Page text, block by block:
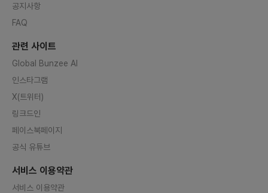
공지사항
FAQ
관련 사이트
Global Bunzee AI
인스타그램
X(트위터)
링크드인
페이스북페이지
공식 유튜브
서비스 이용약관
서비스 이용약관